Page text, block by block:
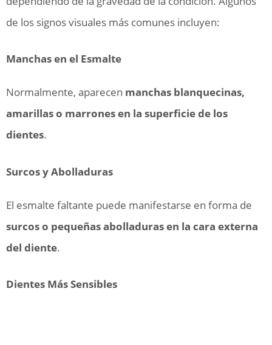
de los signos visuales más comunes incluyen:
Manchas en el Esmalte
Normalmente, aparecen manchas blanquecinas,
amarillas o marrones en la superficie de los
dientes.
Surcos y Abolladuras
El esmalte faltante puede manifestarse en forma de
surcos o pequeñas abolladuras en la cara externa
del diente.
Dientes Más Sensibles